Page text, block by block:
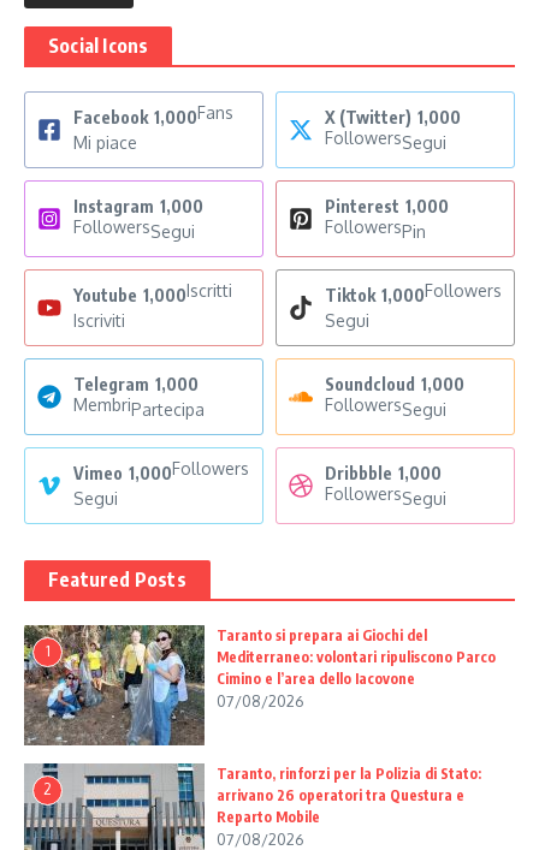
Social Icons
Facebook 1,000Fans
Mi piace
X (Twitter) 1,000
FollowersSegui
Instagram 1,000
FollowersSegui
Pinterest 1,000
FollowersPin
Youtube 1,000Iscritti
Iscriviti
Tiktok 1,000Followers
Segui
Telegram 1,000
MembriPartecipa
Soundcloud 1,000
FollowersSegui
Vimeo 1,000Followers
Segui
Dribbble 1,000
FollowersSegui
Featured Posts
1
Taranto si prepara ai Giochi del
Mediterraneo: volontari ripuliscono Parco
Cimino e l’area dello Iacovone
07/08/2026
2
Taranto, rinforzi per la Polizia di Stato:
arrivano 26 operatori tra Questura e
Reparto Mobile
07/08/2026